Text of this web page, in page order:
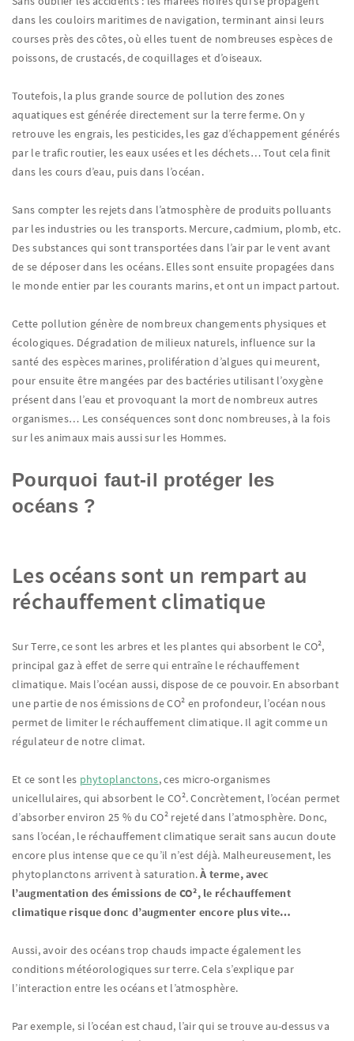
dans les couloirs maritimes de navigation, terminant ainsi leurs
courses près des côtes, où elles tuent de nombreuses espèces de
poissons, de crustacés, de coquillages et d’oiseaux.
Toutefois, la plus grande source de pollution des zones
aquatiques est générée directement sur la terre ferme. On y
retrouve les engrais, les pesticides, les gaz d’échappement générés
par le trafic routier, les eaux usées et les déchets… Tout cela finit
dans les cours d’eau, puis dans l’océan.
Sans compter les rejets dans l’atmosphère de produits polluants
par les industries ou les transports. Mercure, cadmium, plomb, etc.
Des substances qui sont transportées dans l’air par le vent avant
de se déposer dans les océans. Elles sont ensuite propagées dans
le monde entier par les courants marins, et ont un impact partout.
Cette pollution génère de nombreux changements physiques et
écologiques. Dégradation de milieux naturels, influence sur la
santé des espèces marines, prolifération d’algues qui meurent,
pour ensuite être mangées par des bactéries utilisant l’oxygène
présent dans l’eau et provoquant la mort de nombreux autres
organismes… Les conséquences sont donc nombreuses, à la fois
sur les animaux mais aussi sur les Hommes.
Pourquoi faut-il protéger les
océans ?
Les océans sont un rempart au
réchauffement climatique
Sur Terre, ce sont les arbres et les plantes qui absorbent le CO²,
principal gaz à effet de serre qui entraîne le réchauffement
climatique. Mais l’océan aussi, dispose de ce pouvoir. En absorbant
une partie de nos émissions de CO² en profondeur, l’océan nous
permet de limiter le réchauffement climatique. Il agit comme un
régulateur de notre climat.
Et ce sont les phytoplanctons, ces micro-organismes
unicellulaires, qui absorbent le CO². Concrètement, l’océan permet
d’absorber environ 25 % du CO² rejeté dans l’atmosphère. Donc,
sans l’océan, le réchauffement climatique serait sans aucun doute
encore plus intense que ce qu’il n’est déjà. Malheureusement, les
phytoplanctons arrivent à saturation.À terme, avec
l’augmentation des émissions de CO², le réchauffement
climatique risque donc d’augmenter encore plus vite…
Aussi, avoir des océans trop chauds impacte également les
conditions météorologiques sur terre. Cela s’explique par
l’interaction entre les océans et l’atmosphère.
Par exemple, si l’océan est chaud, l’air qui se trouve au-dessus va